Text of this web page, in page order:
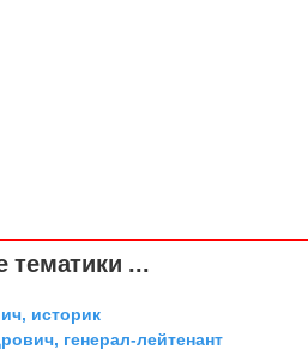
тематики ...
историк
генерал-лейтенант